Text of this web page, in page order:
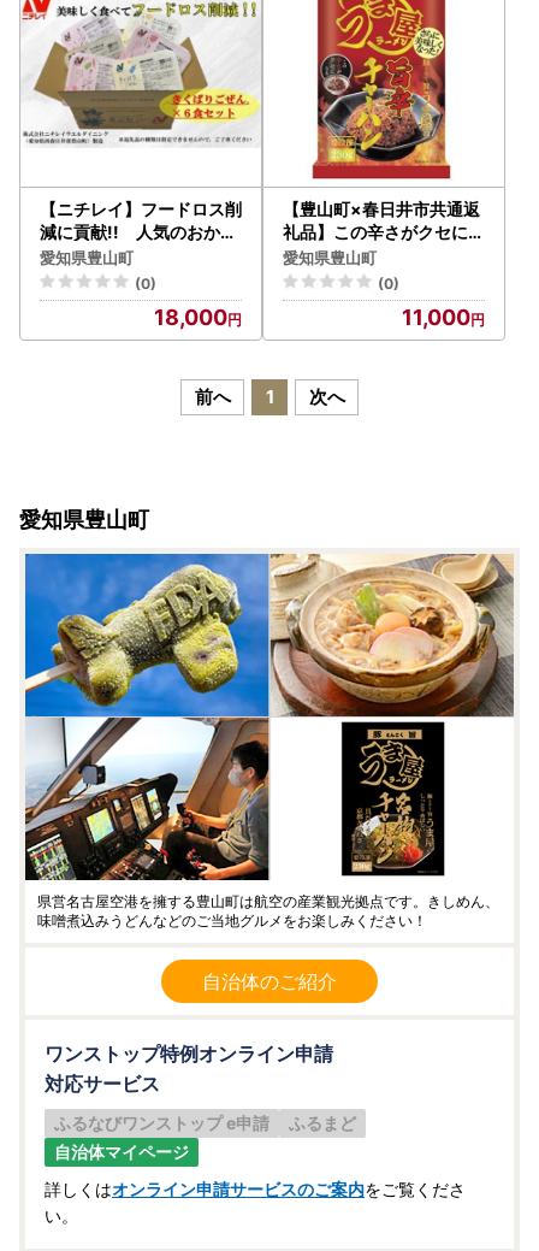
【ニチレイ】フードロス削
減に貢献!! 人気のおかず
シリーズ6食セット【配送
不可地域：離島】【17016
39】
愛知県豊山町
(0)
18,000
【豊山町×春日井市共通返
礼品】この辛さがクセにな
る!豚旨(とんこく)うま屋
の旨辛チャーハン(5食入)
【配送不可地域：離島】【
愛知県豊山町
(0)
11,000
前へ 1 次へ
愛知県豊山町
県営名古屋空港を擁する豊山町は航空の産業観光拠点です。きしめん、
味噌煮込みうどんなどのご当地グルメをお楽しみください！
自治体のご紹介
ワンストップ特例オンライン申請
対応サービス
ふるなびワンストップ e申請
ふるまど
自治体マイページ
詳しくはオンライン申請サービスのご案内をご覧くださ
い。